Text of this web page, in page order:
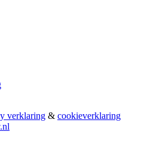
verklaring & cookieverklaring